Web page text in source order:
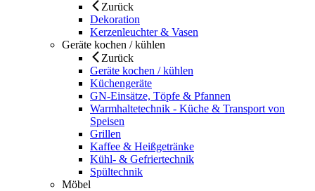
Zurück
Dekoration
Kerzenleuchter & Vasen
Geräte kochen / kühlen
Zurück
Geräte kochen / kühlen
Küchengeräte
GN-Einsätze, Töpfe & Pfannen
Warmhaltetechnik - Küche & Transport von
Speisen
Grillen
Kaffee & Heißgetränke
Kühl- & Gefriertechnik
Spültechnik
Möbel